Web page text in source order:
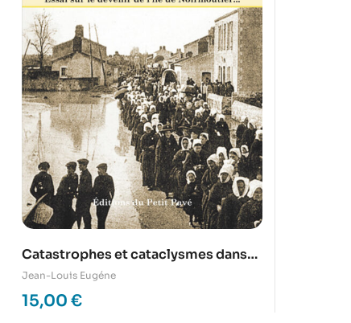
Catastrophes et cataclysmes dans
l’île de Noirmoutier depuis le IIIe
siécle
Jean-Louis Eugéne
15,00 €